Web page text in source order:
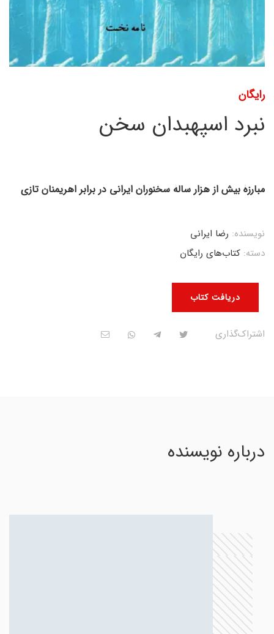
رایگان
نبرد اسپهبدان سخن
مبارزۀ بیش از هزار سالۀ سخنوران ایرانی در برابر اهریمنان تازی
دریافت کتاب
نویسنده: رضا ایرانی
دسته: کتاب‌های رایگان
اشتراک‌گذاری
درباره نویسنده